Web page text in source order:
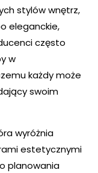
stylów wnętrz,
eleganckie,
często
w
każdy może
swoim
wyróżnia
estetycznymi
planowania